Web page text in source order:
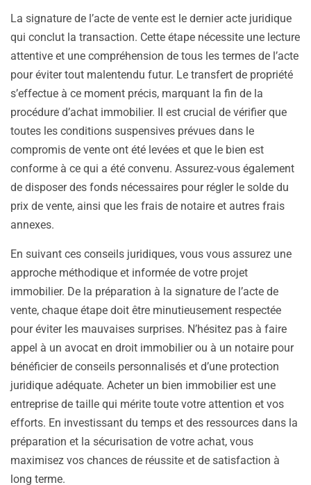
La signature de l’acte de vente est le dernier acte juridique
qui conclut la transaction. Cette étape nécessite une lecture
attentive et une compréhension de tous les termes de l’acte
pour éviter tout malentendu futur. Le transfert de propriété
s’effectue à ce moment précis, marquant la fin de la
procédure d’achat immobilier. Il est crucial de vérifier que
toutes les conditions suspensives prévues dans le
compromis de vente ont été levées et que le bien est
conforme à ce qui a été convenu. Assurez-vous également
de disposer des fonds nécessaires pour régler le solde du
prix de vente, ainsi que les frais de notaire et autres frais
annexes.
En suivant ces conseils juridiques, vous vous assurez une
approche méthodique et informée de votre projet
immobilier. De la préparation à la signature de l’acte de
vente, chaque étape doit être minutieusement respectée
pour éviter les mauvaises surprises. N’hésitez pas à faire
appel à un avocat en droit immobilier ou à un notaire pour
bénéficier de conseils personnalisés et d’une protection
juridique adéquate. Acheter un bien immobilier est une
entreprise de taille qui mérite toute votre attention et vos
efforts. En investissant du temps et des ressources dans la
préparation et la sécurisation de votre achat, vous
maximisez vos chances de réussite et de satisfaction à
long terme.